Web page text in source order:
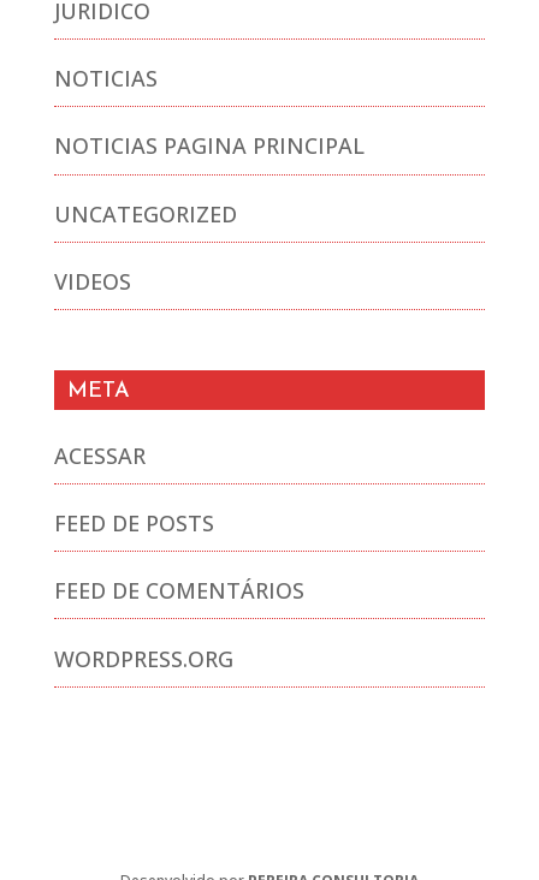
JURIDICO
NOTICIAS
NOTICIAS PAGINA PRINCIPAL
UNCATEGORIZED
VIDEOS
META
ACESSAR
FEED DE POSTS
FEED DE COMENTÁRIOS
WORDPRESS.ORG